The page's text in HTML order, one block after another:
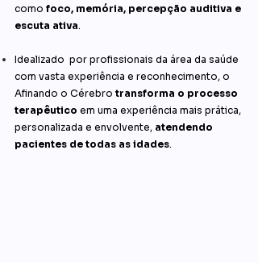
como foco, memória, percepção auditiva e
escuta ativa.
Idealizado por profissionais da área da saúde
com vasta experiência e reconhecimento, o
Afinando o Cérebro transforma o processo
terapêutico em uma experiência mais prática,
personalizada e envolvente, atendendo
pacientes de todas as idades.